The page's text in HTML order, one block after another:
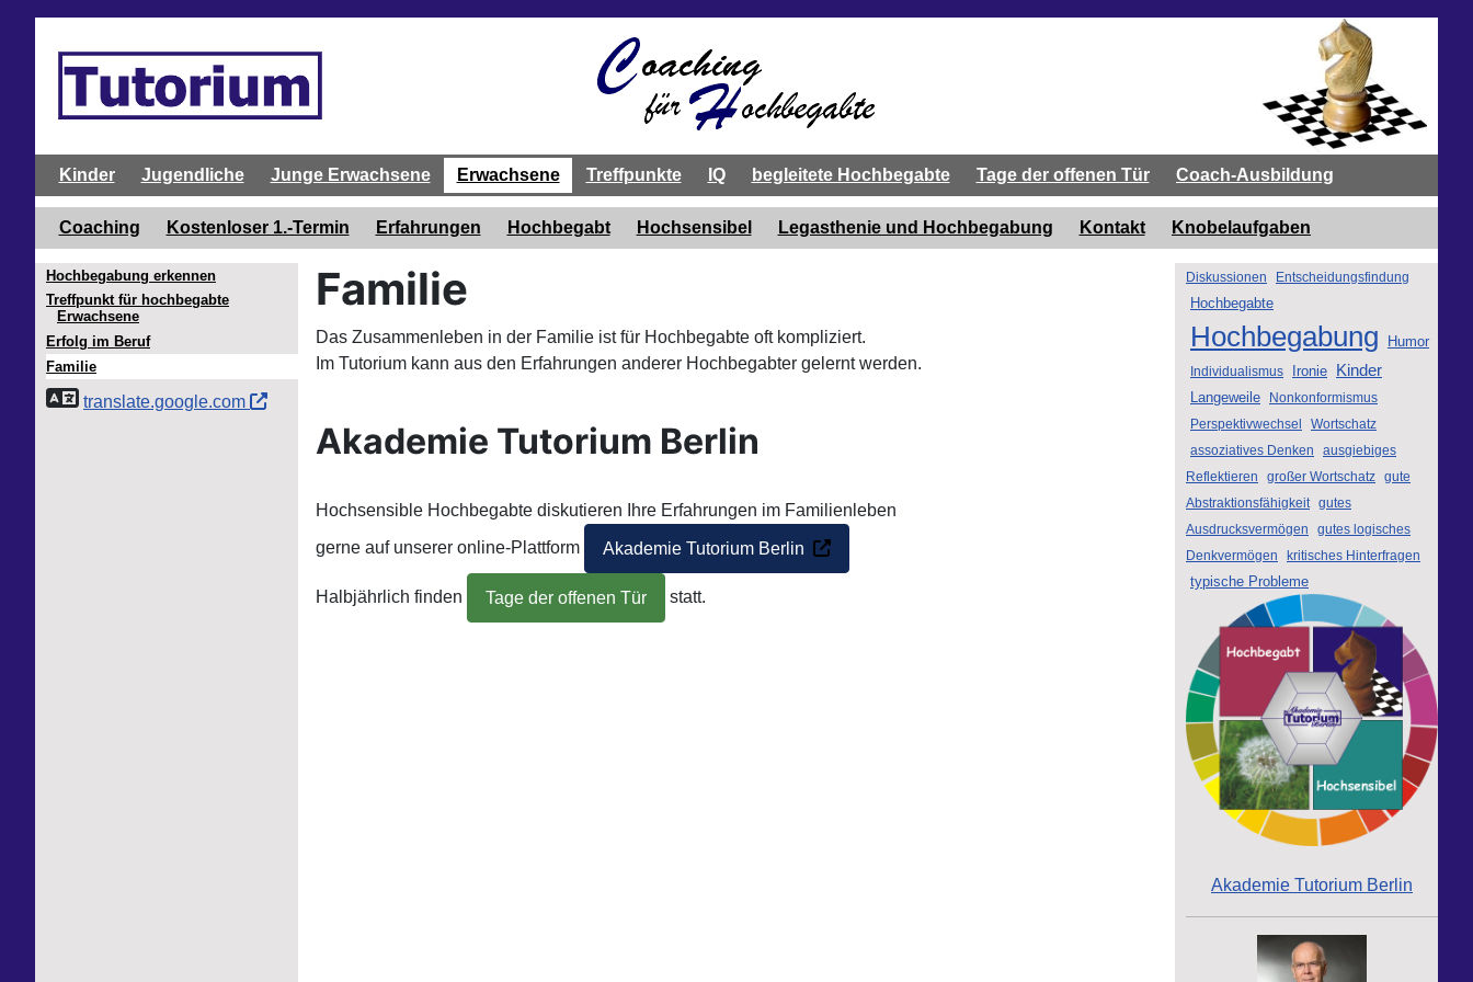
Kinder Jugendliche Junge Erwachsene Erwachsene Treffpunkte IQ begleitete Hochbegabte Tage der offenen Tür Coach-Ausbildung
Coaching Kostenloser 1.-Termin Erfahrungen Hochbegabt Hochsensibel Legasthenie und Hochbegabung Kontakt Knobelaufgaben
Familie
Das Zusammenleben in der Familie ist für Hochbegabte oft kompliziert.
Im Tutorium kann aus den Erfahrungen anderer Hochbegabter gelernt werden.
Akademie Tutorium Berlin
Hochsensible Hochbegabte diskutieren Ihre Erfahrungen im Familienleben
gerne auf unserer online-Plattform
Akademie Tutorium Berlin
Halbjährlich finden Tage der offenen Tür statt.
Hochbegabung erkennen
Treffpunkt für hochbegabte
Erwachsene
Erfolg im Beruf
Familie
translate.google.com
Diskussionen Entscheidungsfindung
Hochbegabte
Hochbegabung Humor
Individualismus Ironie Kinder
Langeweile
Nonkonformismus
Perspektivwechsel
Wortschatz
assoziatives Denken
ausgiebiges
Reflektieren
großer Wortschatz gute
Abstraktionsfähigkeit gutes
Ausdrucksvermögen
gutes logisches
Denkvermögen
kritisches Hinterfragen
typische Probleme
Akademie Tutorium Berlin